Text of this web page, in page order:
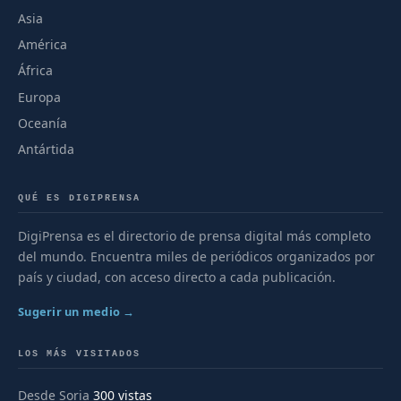
Asia
América
África
Europa
Oceanía
Antártida
QUÉ ES DIGIPRENSA
DigiPrensa es el directorio de prensa digital más completo
del mundo. Encuentra miles de periódicos organizados por
país y ciudad, con acceso directo a cada publicación.
Sugerir un medio →
LOS MÁS VISITADOS
Desde Soria 300 vistas